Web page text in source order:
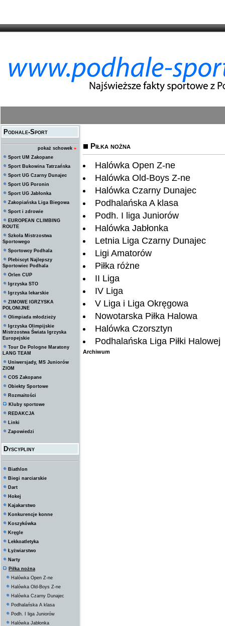
Podhale-Sport
pokaż schowek »
Sport UM Zakopane
Sport Bukowina Tatrzańska
Sport UG Czarny Dunajec
Sport UG Poronin
Sport UG Jabłonka
Zakopiańska Liga Biegowa
Sport i zdrowie
EUROPEAN CLIMBING
ROUTE
Szkoła Mistrzostwa
Sportowego
Sportowcy Podhala
Plebiscyt Najlepszy
Sportowiec Podhala
Orlen CUP
Igrzyska STO
Igrzyska lekarskie
ZIMOWE IGRZYSKA
POLONIJNE
Olimpiada młodzieży
Igrzyska Olimpijskie
Mistrzostwa Świata Igrzyska
Europejskie
Tour De Pologne Maratony
LANG TEAM
Uniwersjady, MS Juniorów
ZIOM
COS Zakopane
Obiekty Sportowe
Rozmaitości
Kluby sportowe
REDAKCJA
Linki
Zapowiedzi
Dyscypliny
Biathlon
Biegi narciarskie
Dart
Hokej
Kajakarstwo
Konkurencje konne
Koszykówka
Kręgle
Lekkoatletyka
Łyżwiarstwo
Narty
Piłka nożna
Halówka Open Z-ne
Halówka Old-Boys Z-ne
Halówka Czarny Dunajec
Podhalańska A klasa
Podh. I liga Juniorów
Halówka Jabłonka
Piłka nożna
Halówka Open Z-ne
Halówka Old-Boys Z-ne
Halówka Czarny Dunajec
Podhalańska A klasa
Podh. I liga Juniorów
Halówka Jabłonka
Letnia Liga Czarny Dunajec
Ligi Amatorów
Piłka różne
II Liga
IV Liga
V Liga i Liga Okręgowa
Nowotarska Piłka Halowa
Halówka Czorsztyn
Podhalańska Liga Piłki Halowej
Archiwum